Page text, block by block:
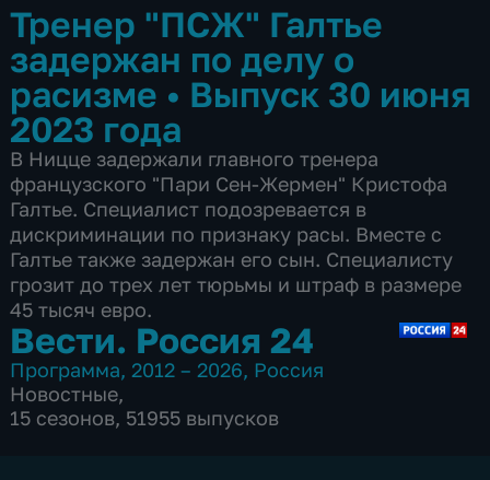
Тренер "ПСЖ" Галтье
задержан по делу о
расизме • Выпуск 30 июня
2023 года
В Ницце задержали главного тренера
французского "Пари Сен-Жермен" Кристофа
Галтье. Специалист подозревается в
дискриминации по признаку расы. Вместе с
Галтье также задержан его сын. Специалисту
грозит до трех лет тюрьмы и штраф в размере
45 тысяч евро.
Вести. Россия 24
Программа, 2012 – 2026, Россия
Новостные,
15 сезонов, 51955 выпусков